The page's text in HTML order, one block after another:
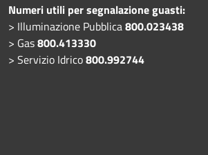
Numeri utili per segnalazione guasti:
> Illuminazione Pubblica800.023438
> Gas800.413330
> Servizio Idrico800.992744